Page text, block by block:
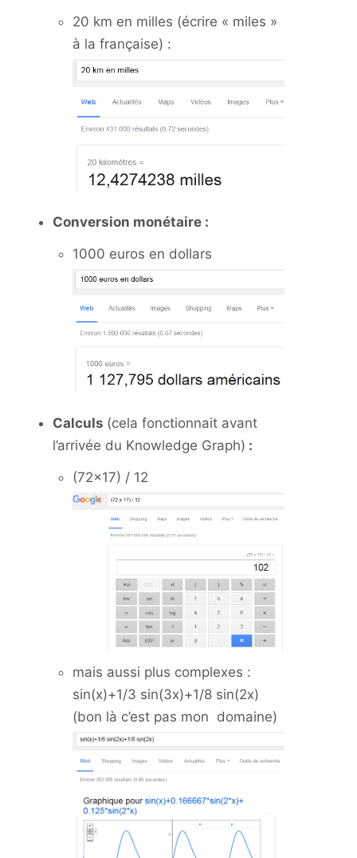
20 km en milles (écrire « miles »
à la française) :
Conversion monétaire :
1000 euros en dollars
Calculs (cela fonctionnait avant
l’arrivée du Knowledge Graph) :
(72×17) / 12
mais aussi plus complexes :
sin(x)+1/3 sin(3x)+1/8 sin(2x)
(bon là c’est pas mon domaine)